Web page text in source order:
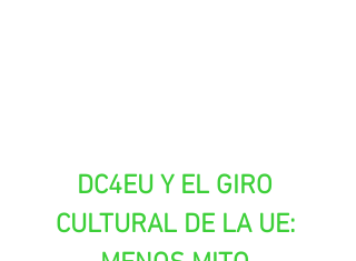
DC4EU Y EL GIRO
CULTURAL DE LA UE: